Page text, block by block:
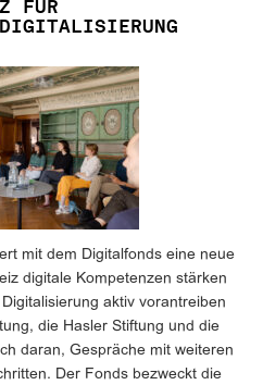
FÜR
DIGITALISIERUNG
mit dem Digitalfonds eine neue
digitale Kompetenzen stärken
aktiv vorantreiben
die Hasler Stiftung und die
daran, Gespräche mit weiteren
Der Fonds bezweckt die